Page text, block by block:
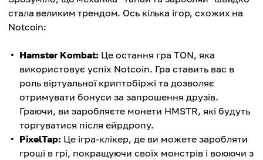
стала великим трендом. Ось кілька ігор, схожих на
Notcoin:
Hamster Kombat: Це остання гра TON, яка
використовує успіх Notcoin. Гра ставить вас в
роль віртуальної криптобіржі та дозволяє
отримувати бонуси за запрошення друзів.
Граючи, ви заробляєте монети HMSTR, які будуть
торгуватися після ейрдропу.
PixelTap: Це ігра-клікер, де ви можете заробляти
гроші в грі, покращуючи своїх монстрів і воюючи з